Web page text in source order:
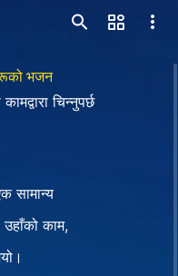
भजन
चिन्नुपर्छ
सामान्य
काम,